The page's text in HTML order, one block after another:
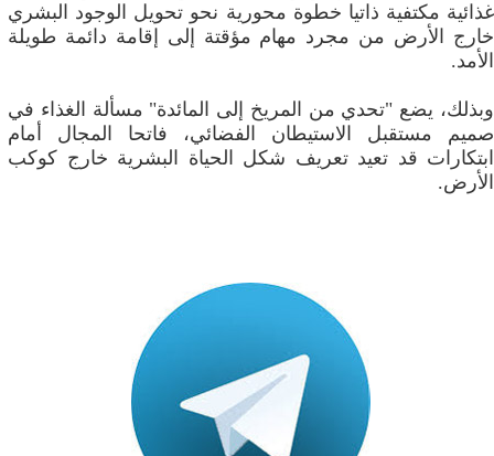
غذائية مكتفية ذاتيا خطوة محورية نحو تحويل الوجود البشري
خارج الأرض من مجرد مهام مؤقتة إلى إقامة دائمة طويلة
الأمد.
وبذلك، يضع "تحدي من المريخ إلى المائدة" مسألة الغذاء في
صميم مستقبل الاستيطان الفضائي، فاتحا المجال أمام
ابتكارات قد تعيد تعريف شكل الحياة البشرية خارج كوكب
الأرض.